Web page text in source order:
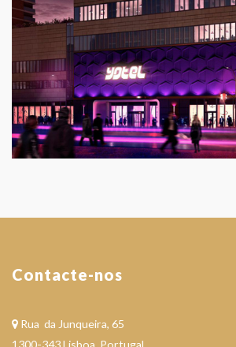
Contacte-nos
Rua da Junqueira, 65
1300-343 Lisboa, Portugal